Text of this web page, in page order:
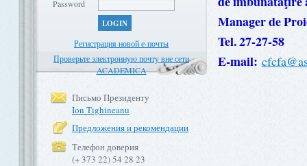
Password
LOGIN
Регистрация новой е-почты
Проверьте электронную почту вне сети
ACADEMICA
Письмо Президенту
Ion Tighineanu
Предложения и рекомендации
Телефон доверия
(+ 373 22) 54 28 23
Manager de
Tel. 27-27-58
E-mail: